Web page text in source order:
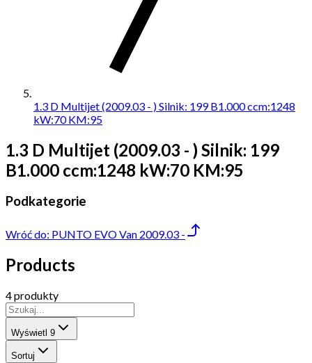
1.3 D Multijet (2009.03 - ) Silnik: 199 B1.000 ccm:1248
kW:70 KM:95
1.3 D Multijet (2009.03 - ) Silnik: 199
B1.000 ccm:1248 kW:70 KM:95
Podkategorie
Wróć do: PUNTO EVO Van 2009.03 -
Products
4 produkty
Wyświetl 9
Sortuj